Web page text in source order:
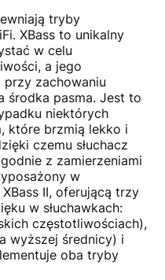
tryby
XBass to unikalny
w celu
a jego
zachowaniu
środka pasma. Jest to
niektórych
które brzmią lekko i
czemu słuchacz
z zamierzeniami
w
II, oferującą trzy
w słuchawkach:
częstotliwościach),
wyższej średnicy) i
oba tryby